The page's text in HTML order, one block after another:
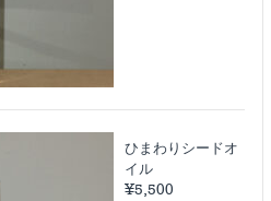
ひまわりシードオ
イル
¥5,500